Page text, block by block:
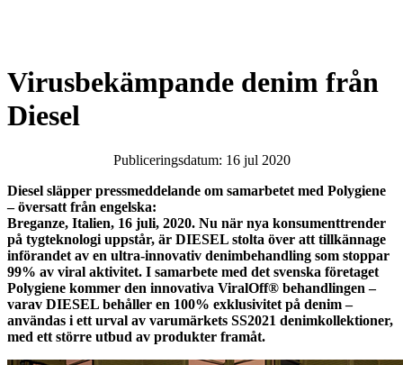
Virusbekämpande denim från
Diesel
Publiceringsdatum: 16 jul 2020
Diesel släpper pressmeddelande om samarbetet med Polygiene
– översatt från engelska:
Breganze, Italien, 16 juli, 2020. Nu när nya konsumenttrender
på tygteknologi uppstår, är DIESEL stolta över att tillkännage
införandet av en ultra-innovativ denimbehandling som stoppar
99% av viral aktivitet. I samarbete med det svenska företaget
Polygiene kommer den innovativa ViralOff® behandlingen –
varav DIESEL behåller en 100% exklusivitet på denim –
användas i ett urval av varumärkets SS2021 denimkollektioner,
med ett större utbud av produkter framåt.